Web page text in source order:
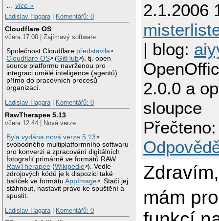
…více »
Ladislav Hagara
Komentářů: 0
Cloudflare OS
včera 17:00 | Zajímavý software
Společnost Cloudflare představila
Cloudflare OS
(GitHub ), tj. open
source platformu navrženou pro
integraci umělé inteligence (agentů)
přímo do pracovních procesů
organizací.
Ladislav Hagara
Komentářů: 0
RawTherapee 5.13
včera 12:44 | Nová verze
Byla vydána nová verze 5.13
svobodného multiplatformního softwaru
pro konverzi a zpracování digitálních
fotografií primárně ve formátů RAW
RawTherapee (Wikipedie ). Vedle
zdrojových kódů je k dispozici také
balíček ve formátuAppImage . Stačí jej
stáhnout, nastavit právo ke spuštění a
spustit.
Ladislav Hagara
Komentářů: 0
2.1.2006
| blog:
2.0.0 a
sloupce
Zdravím,
mám